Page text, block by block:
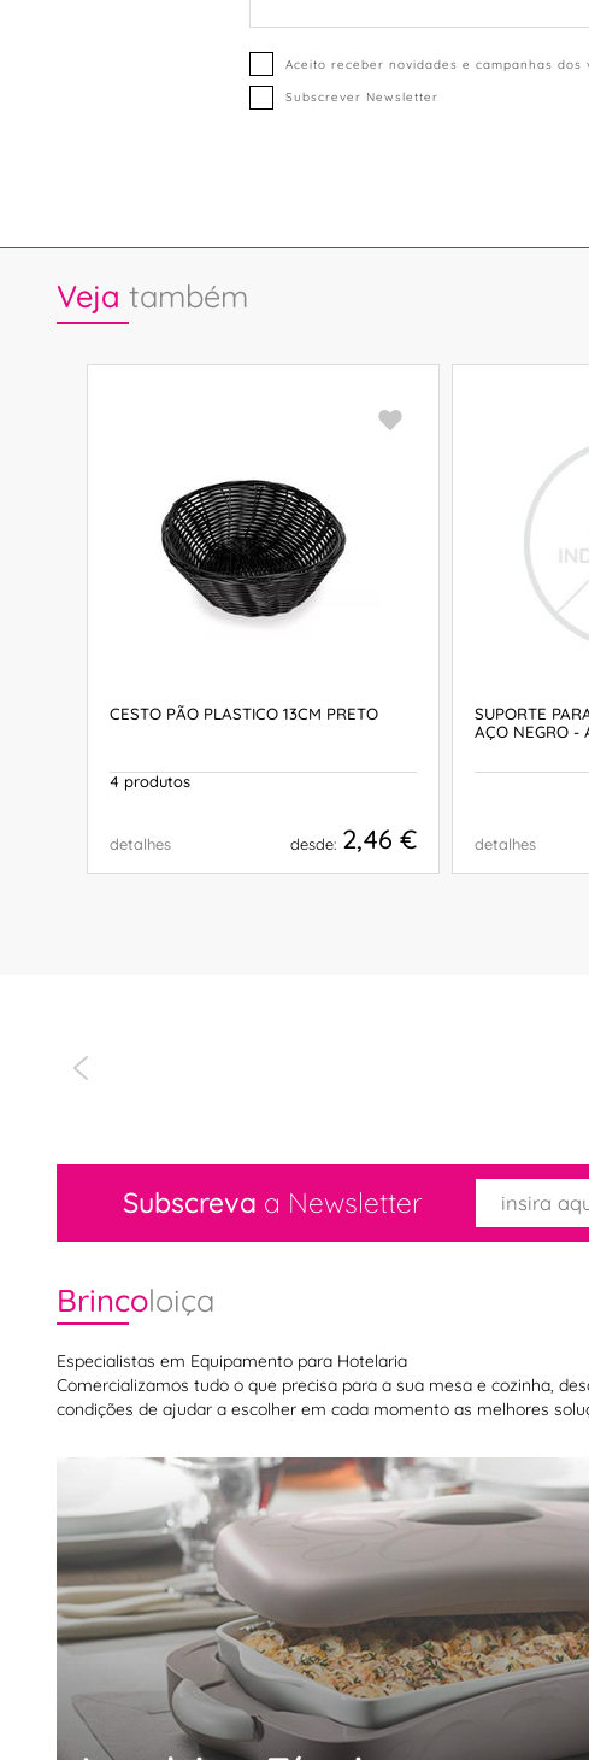
Aceito receber novidades e campanhas
Subscrever Newsletter
Veja também
CESTO PÃO PLASTICO 13CM PRETO
4 produtos
detalhes desde: 2,46 €
SUPORTE
AÇO NEGRO -
detalhes
Subscreva a Newsletter
Brincoloiça
Especialistas em Equipamento para Hotelaria
Comercializamos tudo o que precisa para a sua mesa e cozinha,
condições de ajudar a escolher em cada momento as melhores